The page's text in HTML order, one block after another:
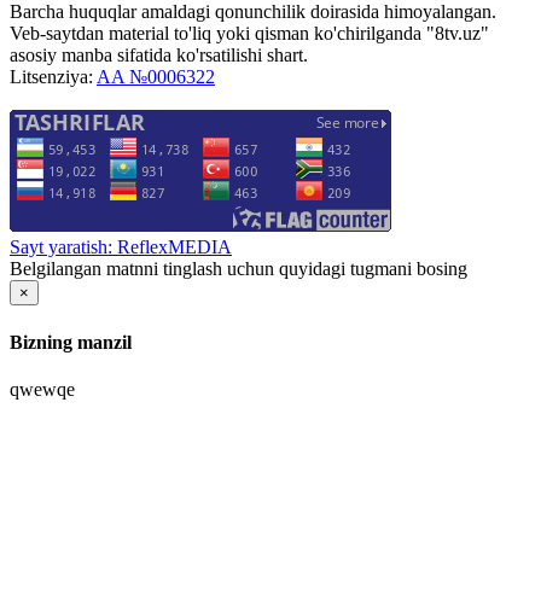
Barcha huquqlar amaldagi qonunchilik doirasida himoyalangan.
Veb-saytdan material to'liq yoki qisman ko'chirilganda "8tv.uz"
asosiy manba sifatida ko'rsatilishi shart.
Litsenziya: AA №0006322
Sayt yaratish: ReflexMEDIA
Belgilangan matnni tinglash uchun quyidagi tugmani bosing
×
Bizning manzil
qwewqe